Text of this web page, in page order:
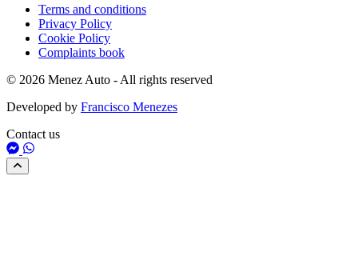
Terms and conditions
Privacy Policy
Cookie Policy
Complaints book
© 2026 Menez Auto - All rights reserved
Developed by Francisco Menezes
Contact us